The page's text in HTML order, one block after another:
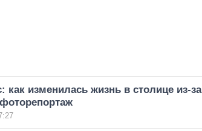
как изменилась жизнь в столице из-за